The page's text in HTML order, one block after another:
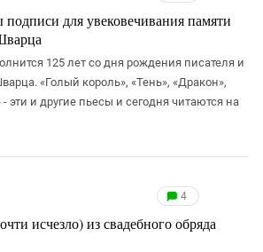
для увековечивания памяти
125 лет со дня рождения писателя и
«Голый король», «Тень», «Дракон»,
эти и другие пьесы и сегодня читаются на
4
исчезло) из свадебного обряда